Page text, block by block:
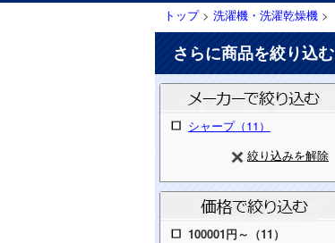
トップ> 洗濯機・洗濯乾燥機 >
さらに商品を絞り込む
シャープ（11）
絞り込みを解除
100001円～（11）